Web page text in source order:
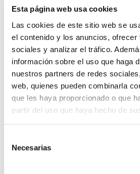
Esta página web usa cookies
Las cookies de este sitio web se
el contenido y los anuncios, ofrecer
sociales y analizar el tráfico.
información sobre el uso que haga
nuestros partners de redes
web, quienes pueden combinarla
que les haya proporcionado o que
partir del uso que haya hecho de
Necesarias
32,99€.28,50€.
11,99€
original
era:
11,99€.
El
actual
es:
8,50€.
(IVA
MEJOR VALORADOS
Pendientes Negro
3,00€ (IVA incluido)
Champú Huile d´etoile